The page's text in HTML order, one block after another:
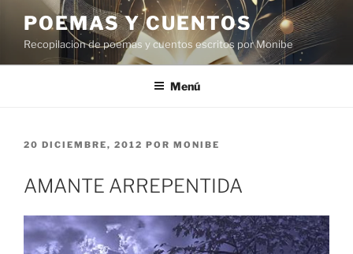
contenido
POEMAS Y CUENTOS
Recopilacion de poemas y cuentos escritos por Monibe
Menú
PUBLICADO
20 DICIEMBRE, 2012 POR MONIBE
AMANTE ARREPENTIDA